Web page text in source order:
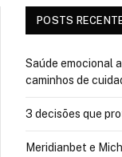
POSTS
Saúde emocional
caminhos de
3 decisões que
Meridianbet e